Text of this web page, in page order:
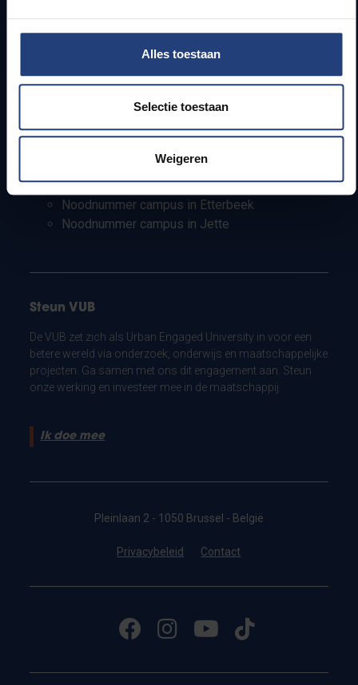
Alles toestaan
Selectie toestaan
Weigeren
PhD-studenten
Werkstudenten
Internationale studenten
Bewaking campus in Etterbeek
Bewaking campus in Jette
Noodnummer campus in Etterbeek
Noodnummer campus in Jette
Steun VUB
De VUB zet zich als Urban Engaged University in voor een
betere wereld via onderzoek, onderwijs en maatschappelijke
projecten. Ga samen met ons dit engagement aan. Steun
onze werking en investeer mee in de maatschappij.
Ik doe mee
Pleinlaan 2 - 1050 Brussel - België
Privacybeleid Contact